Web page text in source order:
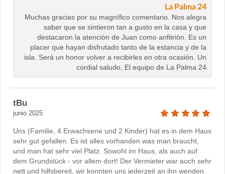
La Palma 24
Muchas gracias por su magnífico comentario. Nos alegra
saber que se sintieron tan a gusto en la casa y que
destacaron la atención de Juan como anfitrión. Es un
placer que hayan disfrutado tanto de la estancia y de la
isla. Será un honor volver a recibirles en otra ocasión. Un
cordial saludo, El equipo de La Palma 24
tBu
junio 2025
Uns (Familie, 4 Erwachsene und 2 Kinder) hat es in dem Haus
sehr gut gefallen. Es ist alles vorhanden was man braucht,
und man hat sehr viel Platz. Sowohl im Haus, als auch auf
dem Grundstück - vor allem dort! Der Vermieter war auch sehr
nett und hilfsbereit, wir konnten uns jederzeit an ihn wenden.